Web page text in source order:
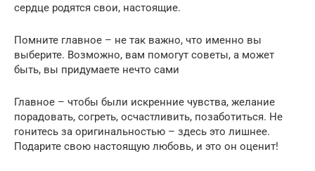
сердце родятся свои, настоящие.
Помните главное – не так важно, что именно вы
выберите. Возможно, вам помогут советы, а может
быть, вы придумаете нечто сами
Главное – чтобы были искренние чувства, желание
порадовать, согреть, осчастливить, позаботиться. Не
гонитесь за оригинальностью – здесь это лишнее.
Подарите свою настоящую любовь, и это он оценит!